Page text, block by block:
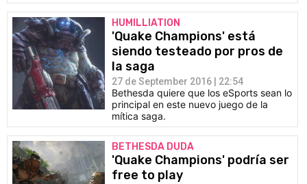
HUMILLIATION
'Quake Champions' está
siendo testeado por pros de
la saga
27 de September 2016 | 22:54
Bethesda quiere que los eSports sean lo
principal en este nuevo juego de la
mítica saga.
BETHESDA DUDA
'Quake Champions' podría ser
free to play